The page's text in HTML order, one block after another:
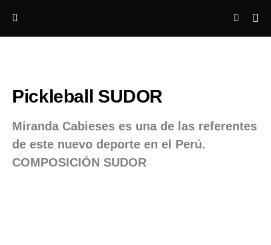
Pickleball SUDOR
Miranda Cabieses es una de las referentes
de este nuevo deporte en el Perú.
COMPOSICIÓN SUDOR